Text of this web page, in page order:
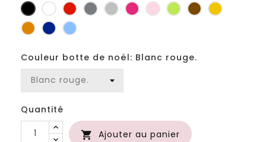
Noir BlancRougeGris
foncé
Gris
clair
Fuchsia
RoseAnis MarronJaune
OrangeMarineBleu
Couleur botte de noël: Blanc rouge.
Quantité
 Ajouter au panier